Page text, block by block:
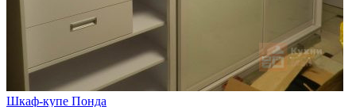
Шкаф-купе Понда